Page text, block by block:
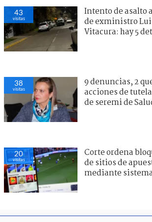
43
visitas
Intento de asalto
de exministro
Vitacura: hay 5
38
visitas
9 denuncias, 2
acciones de
de seremi de
20
visitas
Corte ordena
de sitios de
mediante